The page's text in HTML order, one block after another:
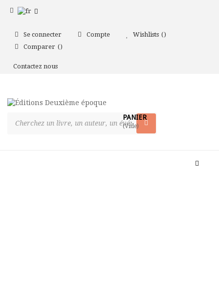
Se connecter Compte
Wishlists
Comparer
Contactez nous
PANIER
(Vide)